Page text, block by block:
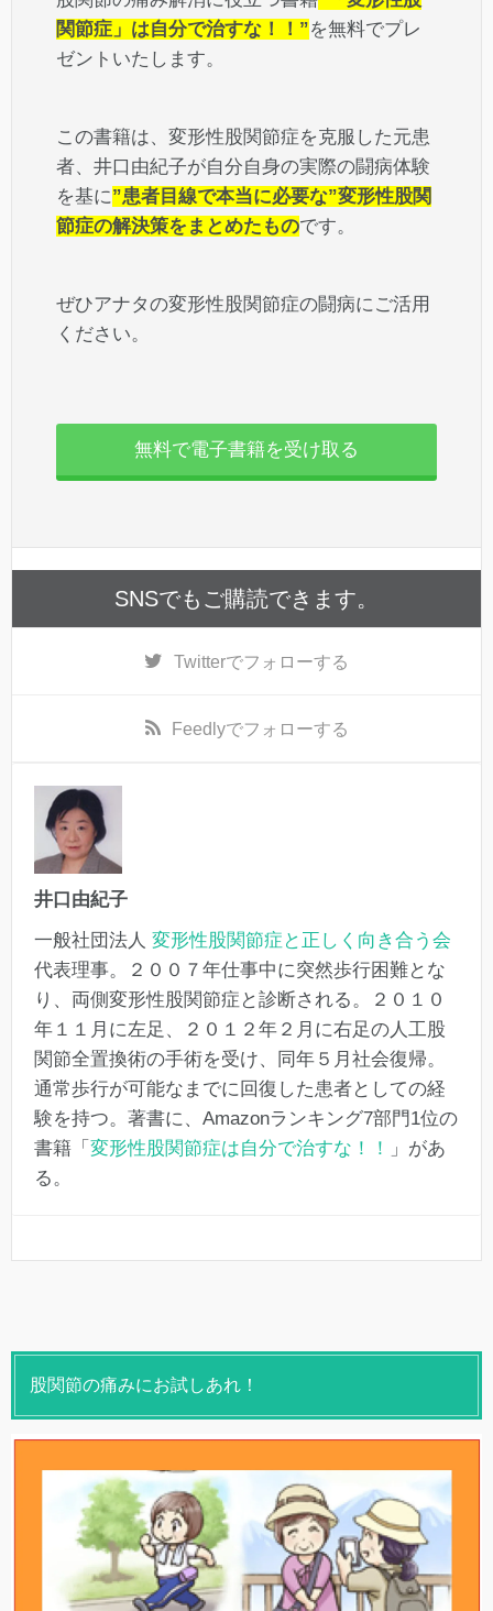
関節症」は自分で治すな！！”を無料でプレ
ゼントいたします。
この書籍は、変形性股関節症を克服した元患
者、井口由紀子が自分自身の実際の闘病体験
を基に”患者目線で本当に必要な”変形性股関
節症の解決策をまとめたものです。
ぜひアナタの変形性股関節症の闘病にご活用
ください。
無料で電子書籍を受け取る
SNSでもご購読できます。
Twitterでフォローする
Feedlyでフォローする
井口由紀子
一般社団法人 変形性股関節症と正しく向き合う会
代表理事。２００７年仕事中に突然歩行困難とな
り、両側変形性股関節症と診断される。２０１０
年１１月に左足、２０１２年２月に右足の人工股
関節全置換術の手術を受け、同年５月社会復帰。
通常歩行が可能なまでに回復した患者としての経
験を持つ。著書に、Amazonランキング7部門1位の
書籍「 変形性股関節症は自分で治すな！！
」があ
る。
股関節の痛みにお試しあれ！